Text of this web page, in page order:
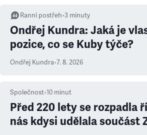
Ranní postřeh•3 minuty
Ondřej Kundra: Jaká je
pozice, co se Kuby týče?
Ondřej Kundra•7. 8. 2026
Společnost•10 minut
Před 220 lety se rozpadla
nás kdysi udělala součást